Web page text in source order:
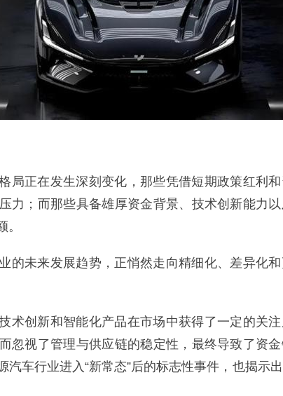
局正在发生深刻变化，那些凭借短期政策红利
力；而那些具备雄厚资金背景、技术创新能力
的未来发展趋势，正悄然走向精细化、差异化
术创新和智能化产品在市场中获得了一定的关
忽视了管理与供应链的稳定性，最终导致了资
车行业进入“新常态”后的标志性事件，也揭示